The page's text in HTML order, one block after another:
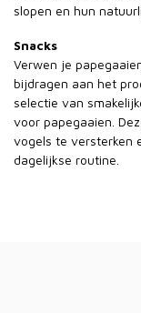
slopen en hun
Snacks
Verwen je
bijdragen aan het
selectie van
voor papegaaien.
vogels te versterken
dagelijkse routine.